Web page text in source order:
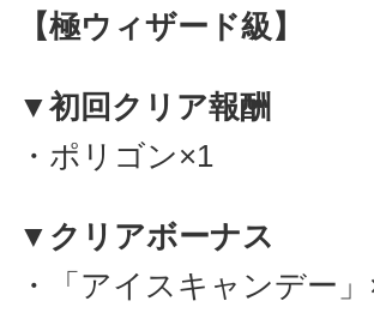
【極ウィザード級】
▼初回クリア報酬
・ポリゴン×1
▼クリアボーナス
・「アイスキャンデー